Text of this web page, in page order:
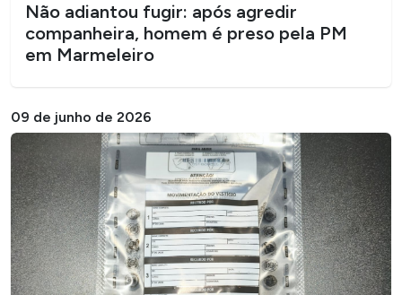
Não adiantou fugir: após agredir
companheira, homem é preso pela PM
em Marmeleiro
09 de junho de 2026